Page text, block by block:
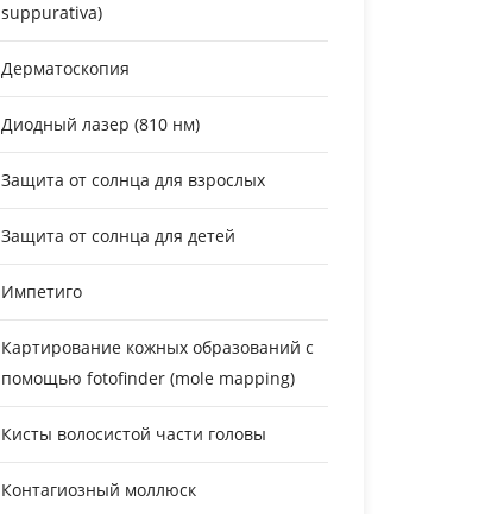
suppurativa)
Дерматоскопия
Диодный лазер (810 нм)
Защита от солнца для взрослых
Защита от солнца для детей
Импетиго
Картирование кожных образований с
помощью fotofinder (mole mapping)
Кисты волосистой части головы
Контагиозный моллюск